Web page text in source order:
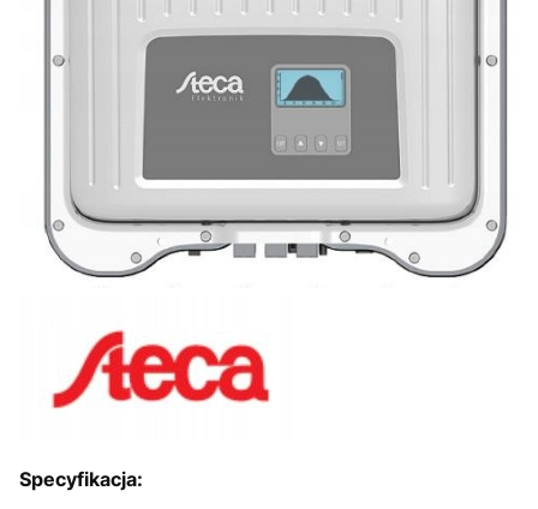
Specyfikacja: